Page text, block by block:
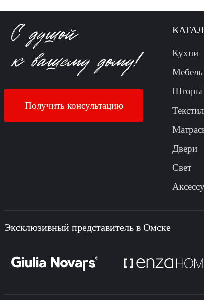
Получить консультацию
Кухни
Мебель
Шторы
Двери
Свет
Эксклюзивный представитель в Омске